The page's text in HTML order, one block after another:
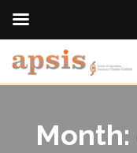
Month: